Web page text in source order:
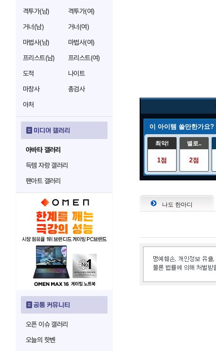
격투가(남)
격투가(여)
거너(남)
거너(여)
마법사(남)
마법사(여)
프리스트(남)
프리스트(여)
도적
나이트
마창사
총검사
아처
미디어 갤러리
아바타 갤러리
득템 자랑 갤러리
팬아트 갤러리
공통 커뮤니티
오픈 이슈 갤러리
오늘의 핫벤
이 아이템 쓸만한가요?
최악!
1점
별로..
2점
나도 한마디